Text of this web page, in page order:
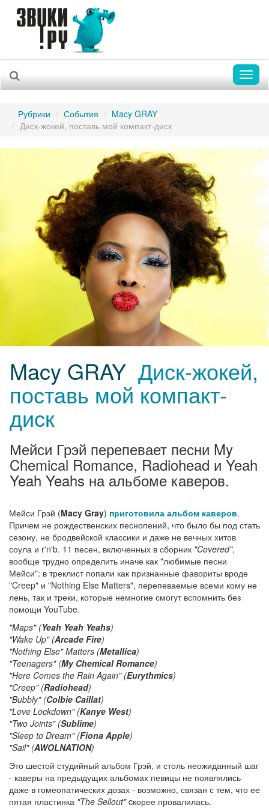
Рубрики События
Macy GRAY
Диск-жокей, поставь мой компакт-диск
Macy GRAY Диск-жокей,
поставь мой компакт-
диск
Мейси Грэй перепевает песни My
Chemical Romance, Radiohead и Yeah
Yeah Yeahs на альбоме каверов.
Мейси Грэй (Macy Gray) приготовила альбом каверов.
Причем не рождественских песнопений, что было бы под стать
сезону, не бродвейской классики и даже не вечных хитов
соула и r'n'b. 11 песен, включенных в сборник "Covered",
вообще трудно определить иначе как "любимые песни
Мейси": в треклист попали как признанные фавориты вроде
"Creep" и "Nothing Else Matters", перепеваемые всеми кому не
лень, так и треки, которые немногие смогут вспомнить без
помощи YouTube.
"Maps" (Yeah Yeah Yeahs)
"Wake Up" (Arcade Fire)
"Nothing Else" Matters (Metallica)
"Teenagers" (My Chemical Romance)
"Here Comes the Rain Again" (Eurythmics)
"Creep" (Radiohead)
"Bubbly" (Colbie Caillat)
"Love Lockdown" (Kanye West)
"Two Joints" (Sublime)
"Sleep to Dream" (Fiona Apple)
"Sail" (AWOLNATION)
Это шестой студийный альбом Грэй, и столь неожиданный шаг
- каверы на предыдущих альбомах певицы не появлялись
даже в гомеопатических дозах - возможно, связан с тем, что ее
пятая пластинка "The Sellout"cкорее провалилась.